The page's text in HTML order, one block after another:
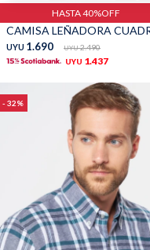
HASTA 40%OFF
UYU 1.690 UYU 2.490
UYU 1.437
32
Canguros